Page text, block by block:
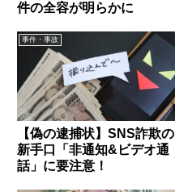
件の全容が明らかに
事件・事故
【偽の逮捕状】SNS詐欺の
新手口「非通知&ビデオ通
話」に要注意！